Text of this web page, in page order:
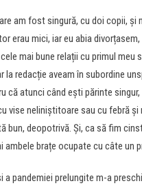
am fost singură, cu doi copii,
erau mici, iar eu abia
mai bune relații cu primul meu
la redacție aveam în subordine
că atunci când ești părinte
vise neliniștitoare sau cu febră
bun, deopotrivă. Și, ca să fim
brațe ocupate cu câte un
pandemiei prelungite m-a